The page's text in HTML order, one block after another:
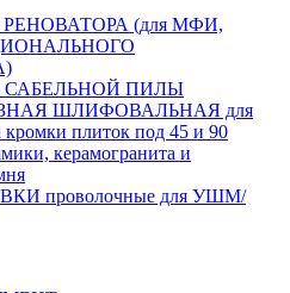
(для МФИ,
ПИЛЫ
ШЛИФОВАЛЬНАЯ для
плиток под 45 и 90
керамогранита и
проволочные для УШМ/